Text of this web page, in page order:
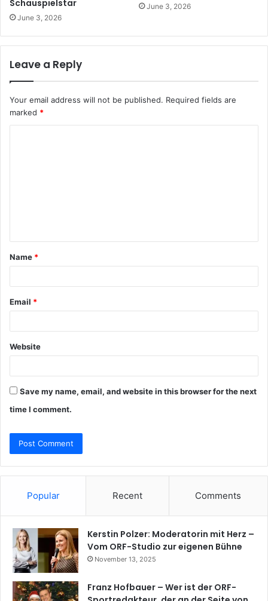
Schauspielstar
June 3, 2026
June 3, 2026
Leave a Reply
Your email address will not be published. Required fields are
marked *
t
*
Name *
Email *
Website
Save my name, email, and website in this browser for the next
time I comment.
Popular Recent Comments
Kerstin Polzer: Moderatorin mit Herz –
Vom ORF-Studio zur eigenen Bühne
November 13, 2025
Franz Hofbauer – Wer ist der ORF-